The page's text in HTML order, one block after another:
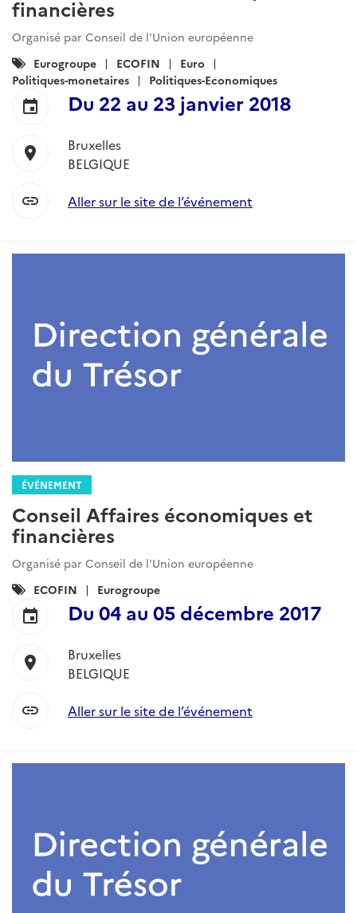
financières
Organisé par Conseil de l'Union européenne
Catégories
:
Eurogroupe ECOFIN
Euro
Politiques-monetaires
Politiques-Economiques
event Du 22 au 23 janvier 2018
location_on
Bruxelles
BELGIQUE
link Aller sur le site de l’événement
ÉVÉNEMENT
Conseil Affaires économiques et
financières
Organisé par Conseil de l'Union européenne
Catégories
:
ECOFIN Eurogroupe
event Du 04 au 05 décembre 2017
location_on
Bruxelles
BELGIQUE
link Aller sur le site de l’événement